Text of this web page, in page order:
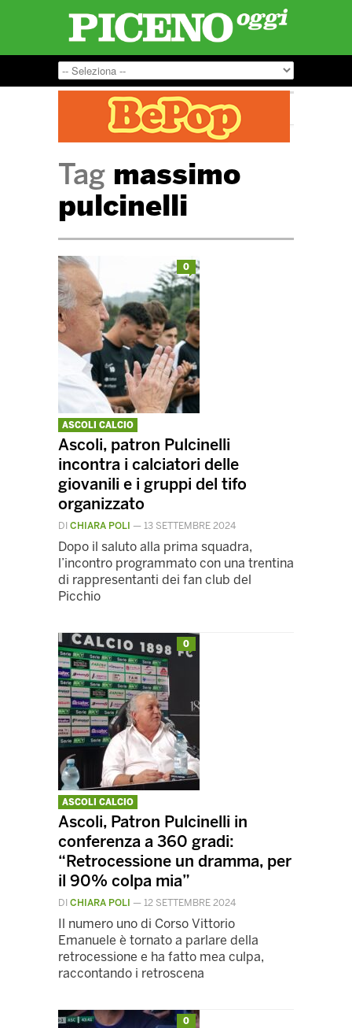
Tag massimo
pulcinelli
0
ASCOLI CALCIO
Ascoli, patron Pulcinelli
incontra i calciatori delle
giovanili e i gruppi del tifo
organizzato
DI CHIARA POLI — 13 SETTEMBRE 2024
Dopo il saluto alla prima squadra,
l’incontro programmato con una trentina
di rappresentanti dei fan club del
Picchio
0
ASCOLI CALCIO
Ascoli, Patron Pulcinelli in
conferenza a 360 gradi:
“Retrocessione un dramma, per
il 90% colpa mia”
DI CHIARA POLI — 12 SETTEMBRE 2024
Il numero uno di Corso Vittorio
Emanuele è tornato a parlare della
retrocessione e ha fatto mea culpa,
raccontando i retroscena
0